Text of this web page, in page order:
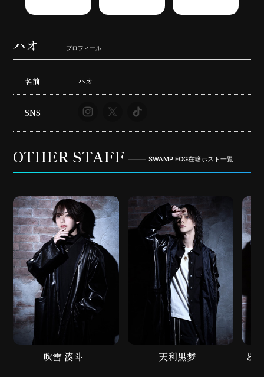
ハオ プロフィール
名前 ハオ
SNS
OTHER STAFF SWAMP FOG在籍ホスト一覧
吹雪 湊斗 天利黒梦 ど